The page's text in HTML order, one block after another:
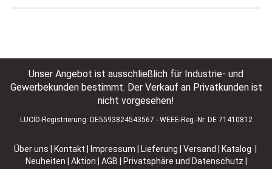
Unser Angebot ist ausschließlich für Industrie- und
Gewerbekunden bestimmt. Der Verkauf an Privatkunden ist
nicht vorgesehen!
LUCID-Registrierung: DE5593824543567 - WEEE-Reg.-Nr. DE 71410812
Über uns Kontakt Impressum Lieferung | Versand
Katalog |
Neuheiten | Aktion
AGB Privatsphäre und Datenschutz